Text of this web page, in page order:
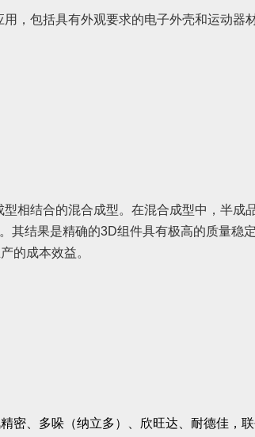
，包括具有外观要求的电子外壳和运动器
相结合的混合成型。在混合成型中，半成
其结果是精确的3D组件具有极高的质量稳
的成本效益。
密、多哚（纳立多）、欣旺达、耐德佳，